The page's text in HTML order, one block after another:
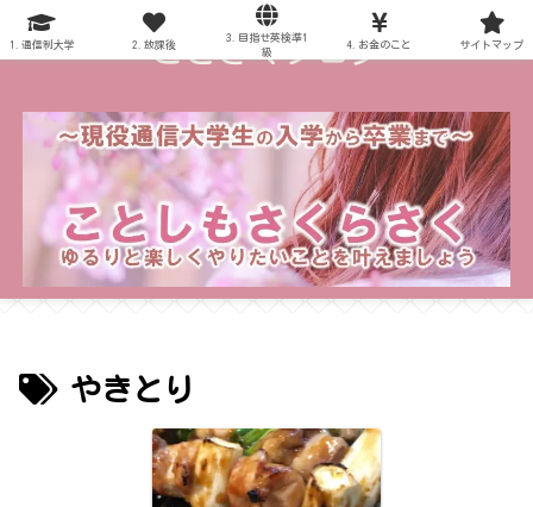
～ことさくブログ～
やきとり
1.通信制大学 2.放課後
3.目指せ英検準1
級
4.お金のこと サイトマップ